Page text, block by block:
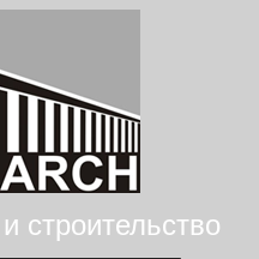
строительство